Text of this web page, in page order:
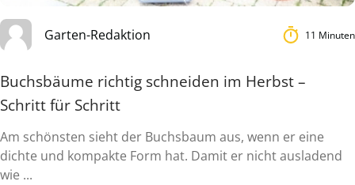
Garten-Redaktion 11 Minuten
Buchsbäume richtig schneiden im Herbst –
Schritt für Schritt
Am schönsten sieht der Buchsbaum aus, wenn er eine
dichte und kompakte Form hat. Damit er nicht ausladend
wie ...